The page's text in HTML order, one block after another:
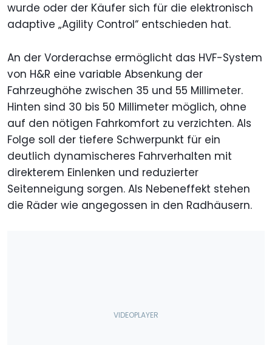
wurde oder der Käufer sich für die elektronisch
adaptive „Agility Control“ entschieden hat.
An der Vorderachse ermöglicht das HVF-System
von H&R eine variable Absenkung der
Fahrzeughöhe zwischen 35 und 55 Millimeter.
Hinten sind 30 bis 50 Millimeter möglich, ohne
auf den nötigen Fahrkomfort zu verzichten. Als
Folge soll der tiefere Schwerpunkt für ein
deutlich dynamischeres Fahrverhalten mit
direkterem Einlenken und reduzierter
Seitenneigung sorgen. Als Nebeneffekt stehen
die Räder wie angegossen in den Radhäusern.